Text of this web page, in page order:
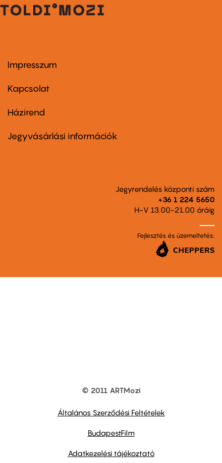
Footer
first
Impresszum
Kapcsolat
Footer
second
Házirend
Jegyvásárlási információk
Jegyrendelés központi szám
+36 1 224 5650
H-V 13.00-21.00 óráig
Fejlesztés és üzemeltetés:
© 2011 ARTMozi
Általános Szerződési Feltételek
BudapestFilm
Adatkezelési tájékoztató